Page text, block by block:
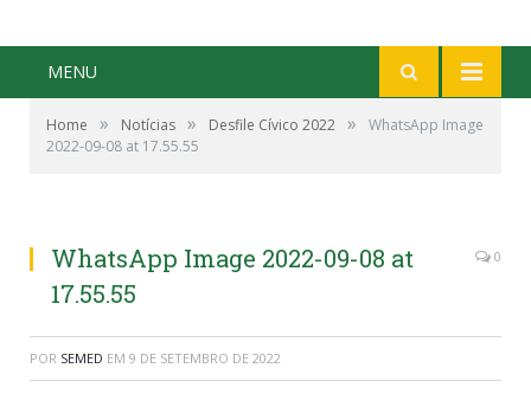
MENU
Home » Notícias » Desfile Cívico 2022 »
WhatsApp Image
2022-09-08 at 17.55.55
WhatsApp Image 2022-09-08 at
17.55.55
0
POR SEMED EM 9 DE SETEMBRO DE 2022